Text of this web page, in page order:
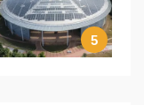
5